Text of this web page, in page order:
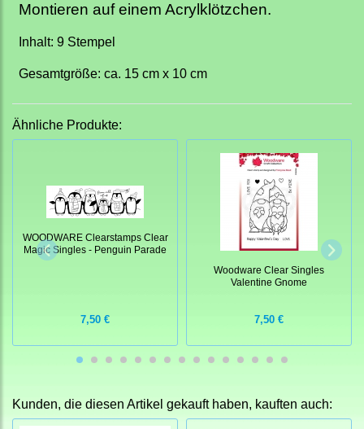
Montieren auf einem Acrylklötzchen.
Inhalt: 9 Stempel
Gesamtgröße: ca. 15 cm x 10 cm
Ähnliche Produkte:
WOODWARE Clearstamps Clear
Magic Singles - Penguin Parade
7,50 €
Woodware Clear Singles
Valentine Gnome
7,50 €
Kunden, die diesen Artikel gekauft haben, kauften auch: